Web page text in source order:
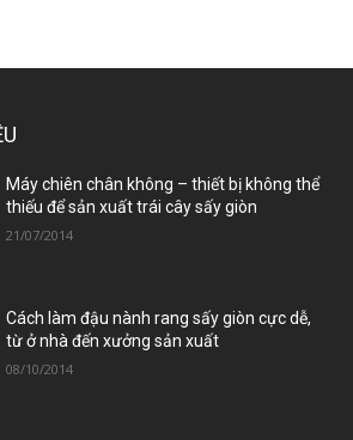
Máy chiên chân không – thiết bị không thể
thiếu để sản xuất trái cây sấy giòn
21/07/2014
Cách làm đậu nành rang sấy giòn cực dễ,
từ ở nhà đến xưởng sản xuất
08/10/2014